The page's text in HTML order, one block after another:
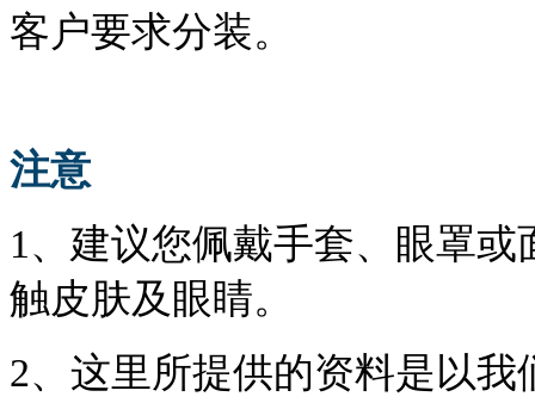
客户要求分装。
注意
1、建议您佩戴手套、眼罩
触皮肤及眼睛。
2、这里所提供的资料是以